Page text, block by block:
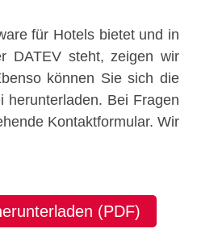
für Hotels bietet und in
DATEV steht, zeigen wir
können Sie sich die
herunterladen. Bei Fragen
Kontaktformular. Wir
(PDF)